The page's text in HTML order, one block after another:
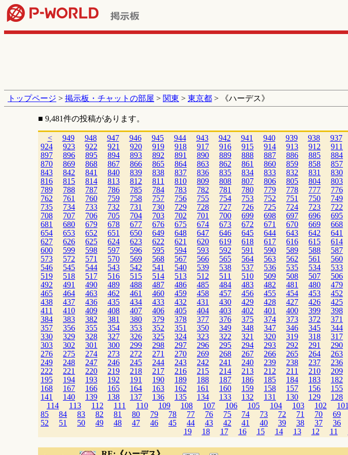
トップページ > 掲示板・チャットの部屋 > 関東 > 東京都 > 《ハーデス》
■ 9,481件の投稿があります。
< 949 948 947 946 945 944 943 942 941 940 939 938 937
924
923 922 921 920 919 918 917 916 915 914 913 912 911
897
896 895 894 893 892 891 890 889 888 887 886 885 884
870
869 868 867 866 865 864 863 862 861 860 859 858 857
843
842 841 840 839 838 837 836 835 834 833 832 831 830
816
815 814 813 812 811 810 809 808 807 806 805 804 803
789
788 787 786 785 784 783 782 781 780 779 778 777 776
762
761 760 759 758 757 756 755 754 753 752 751 750 749
735
734 733 732 731 730 729 728 727 726 725 724 723 722
708
707 706 705 704 703 702 701 700 699 698 697 696 695
681
680 679 678 677 676 675 674 673 672 671 670 669 668
654
653 652 651 650 649 648 647 646 645 644 643 642 641
627
626 625 624 623 622 621 620 619 618 617 616 615 614
600
599 598 597 596 595 594 593 592 591 590 589 588 587
573
572 571 570 569 568 567 566 565 564 563 562 561 560
546
545 544 543 542 541 540 539 538 537 536 535 534 533
519
518 517 516 515 514 513 512 511 510 509 508 507 506
492
491 490 489 488 487 486 485 484 483 482 481 480 479
465
464 463 462 461 460 459 458 457 456 455 454 453 452
438
437 436 435 434 433 432 431 430 429 428 427 426 425
411
410 409 408 407 406 405 404 403 402 401 400 399 398
384
383 382 381 380 379 378 377 376 375 374 373 372 371
357
356 355 354 353 352 351 350 349 348 347 346 345 344
330
329 328 327 326 325 324 323 322 321 320 319 318 317
303
302 301 300 299 298 297 296 295 294 293 292 291 290
276
275 274 273 272 271 270 269 268 267 266 265 264 263
249
248 247 246 245 244 243 242 241 240 239 238 237 236
222
221 220 219 218 217 216 215 214 213 212 211 210 209
195
194 193 192 191 190 189 188 187 186 185 184 183 182
168
167 166 165 164 163 162 161 160 159 158 157 156 155
141
140 139 138 137 136 135 134 133 132 131 130 129 128
114
113 112 111 110 109 108 107 106 105 104 103 102 101
85
84 83 82 81 80 79 78 77 76 75 74 73 72 71 70 69
52
51 50 49 48 47 46 45 44 43 42 41 40 39 38 37 36
19
18 17 16 15 14 13 12 11